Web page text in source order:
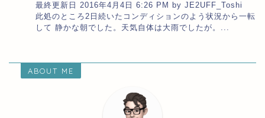
最終更新日 2016年4月4日 6:26 PM by JE2UFF_Toshi
此処のところ2日続いたコンディションのよう状況から一転
して 静かな朝でした。天気自体は大雨でしたが。...
ABOUT ME